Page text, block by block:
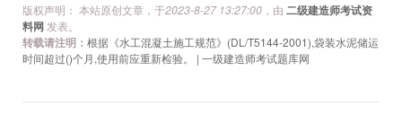
版权声明： 本站原创文章，于2023-8-27 13:27:00 ，由 二级建造师考试资
料网 发表。
转载请注明： 根据《水工混凝土施工规范》(DL/T5144-2001),袋装水泥储运
时间超过()个月,使用前应重新检验。 | 一级建造师考试题库网